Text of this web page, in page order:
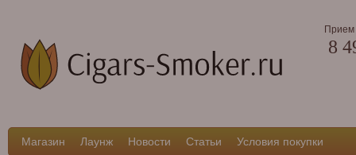
Прием
8
Магазин Лаунж Новости Статьи Условия покупки